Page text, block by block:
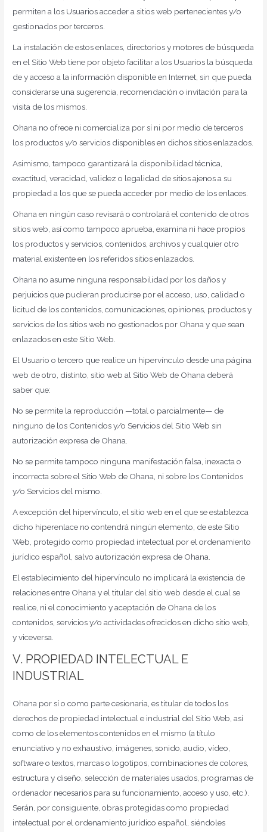
permiten a los Usuarios acceder a sitios web pertenecientes y/o
gestionados por terceros.
La instalación de estos enlaces, directorios y motores de búsqueda
en el Sitio Web tiene por objeto facilitar a los Usuarios la búsqueda
de y acceso a la información disponible en Internet, sin que pueda
considerarse una sugerencia, recomendación o invitación para la
visita de los mismos.
Ohana no ofrece ni comercializa por sí ni por medio de terceros
los productos y/o servicios disponibles en dichos sitios enlazados.
Asimismo, tampoco garantizará la disponibilidad técnica,
exactitud, veracidad, validez o legalidad de sitios ajenos a su
propiedad a los que se pueda acceder por medio de los enlaces.
Ohana en ningún caso revisará o controlará el contenido de otros
sitios web, así como tampoco aprueba, examina ni hace propios
los productos y servicios, contenidos, archivos y cualquier otro
material existente en los referidos sitios enlazados.
Ohana no asume ninguna responsabilidad por los daños y
perjuicios que pudieran producirse por el acceso, uso, calidad o
licitud de los contenidos, comunicaciones, opiniones, productos y
servicios de los sitios web no gestionados por Ohana y que sean
enlazados en este Sitio Web.
El Usuario o tercero que realice un hipervínculo desde una página
web de otro, distinto, sitio web al Sitio Web de Ohana deberá
saber que:
No se permite la reproducción —total o parcialmente— de
ninguno de los Contenidos y/o Servicios del Sitio Web sin
autorización expresa de Ohana.
No se permite tampoco ninguna manifestación falsa, inexacta o
incorrecta sobre el Sitio Web de Ohana, ni sobre los Contenidos
y/o Servicios del mismo.
A excepción del hipervínculo, el sitio web en el que se establezca
dicho hiperenlace no contendrá ningún elemento, de este Sitio
Web, protegido como propiedad intelectual por el ordenamiento
jurídico español, salvo autorización expresa de Ohana.
El establecimiento del hipervínculo no implicará la existencia de
relaciones entre Ohana y el titular del sitio web desde el cual se
realice, ni el conocimiento y aceptación de Ohana de los
contenidos, servicios y/o actividades ofrecidos en dicho sitio web,
y viceversa.
V. PROPIEDAD INTELECTUAL E
INDUSTRIAL
Ohana por sí o como parte cesionaria, es titular de todos los
derechos de propiedad intelectual e industrial del Sitio Web, así
como de los elementos contenidos en el mismo (a título
enunciativo y no exhaustivo, imágenes, sonido, audio, vídeo,
software o textos, marcas o logotipos, combinaciones de colores,
estructura y diseño, selección de materiales usados, programas de
ordenador necesarios para su funcionamiento, acceso y uso, etc.).
Serán, por consiguiente, obras protegidas como propiedad
intelectual por el ordenamiento jurídico español, siéndoles